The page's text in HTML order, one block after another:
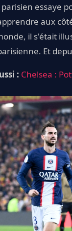
essaye
aux
il s'était
Et
: Chelsea :